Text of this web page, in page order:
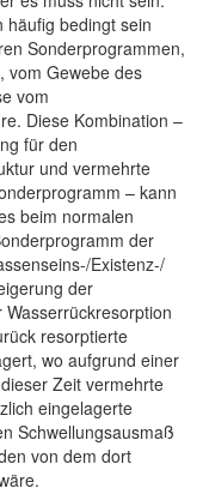
häufig bedingt sein
Sonderprogrammen,
vom Gewebe des
vom
Diese Kombination –
für den
und vermehrte
– kann
beim normalen
der
Existenz-/
der
resorptierte
wo aufgrund einer
Zeit vermehrte
eingelagerte
Schwellungsausmaß
von dem dort